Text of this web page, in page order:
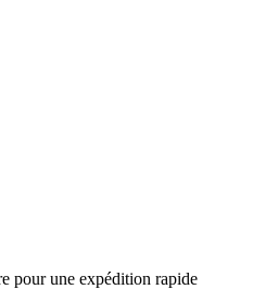
pour une expédition rapide